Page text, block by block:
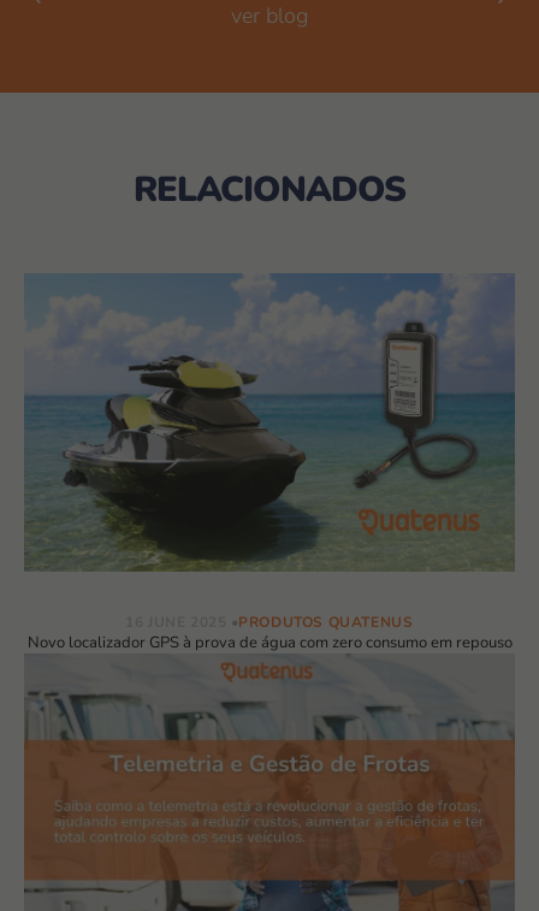
ver blog
RELACIONADOS
PRODUTOS QUATENUS
Novo localizador GPS à prova de água com zero consumo em repouso